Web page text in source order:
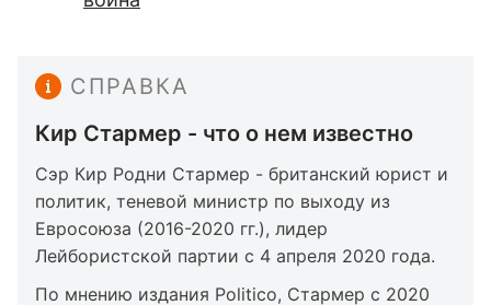
СПРАВКА
Кир Стармер - что о нем известно
Сэр Кир Родни Стармер - британский юрист и
политик, теневой министр по выходу из
Евросоюза (2016-2020 гг.), лидер
Лейбористской партии с 4 апреля 2020 года.
По мнению издания Politico, Стармер с 2020